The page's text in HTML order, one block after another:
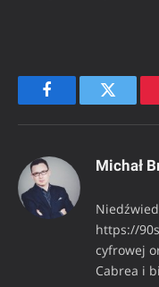
FacebookTwitter
Michał
https://
cyfrowej
Cabrea i